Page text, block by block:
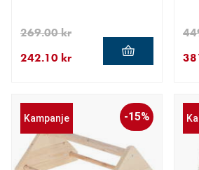
242.10 kr
269.00 kr
Kampanje -15%